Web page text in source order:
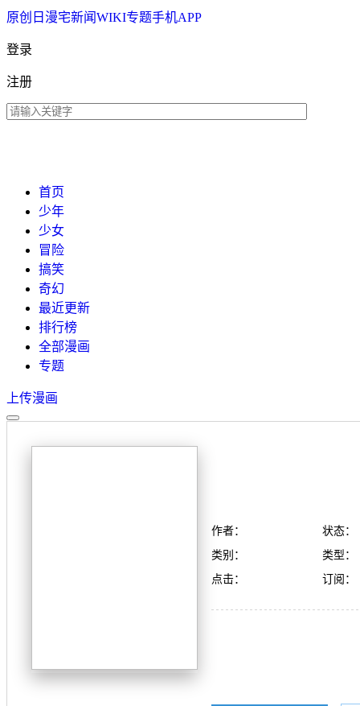
原创 日漫宅新闻WIKI专题手机APP
登录
注册
首页
少年
少女
冒险
搞笑
奇幻
最近更新
排行榜
全部漫画
专题
上传漫画
作者：
状态：
类别：
类型：
点击：
订阅：